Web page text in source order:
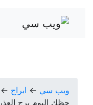
ويب سي ← ابراج ←